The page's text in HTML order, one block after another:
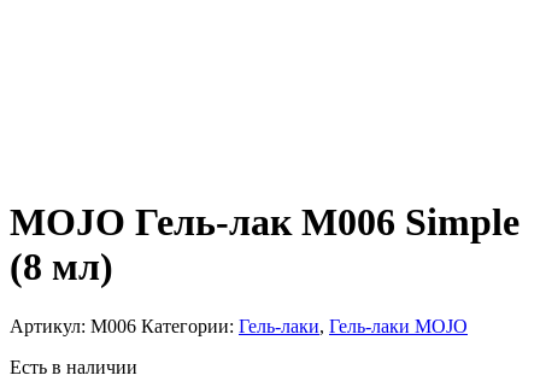
MOJO Гель-лак M006 Simple
(8 мл)
Артикул: M006 Категории: Гель-лаки, Гель-лаки MOJO
Есть в наличии